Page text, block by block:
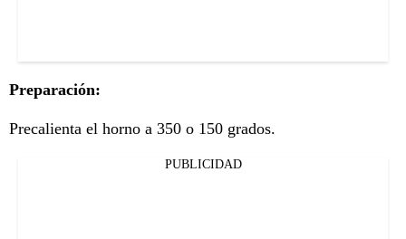
Preparación:
Precalienta el horno a 350 o 150 grados.
PUBLICIDAD